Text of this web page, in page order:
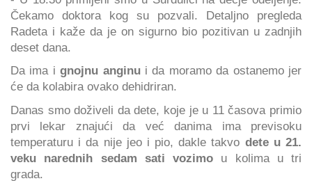
Čekamo doktora kog su pozvali. Detaljno pregleda
Radeta i kaže da je on sigurno bio pozitivan u zadnjih
deset dana.
Da ima ignojnu anginui da moramo da ostanemo jer
će da kolabira ovako dehidriran.
Danas smo doživeli da dete, koje je u 11 časova primio
prvi lekar znajući da već danima ima previsoku
temperaturu i da nije jeo i pio, dakle takvo dete u 21.
veku narednih sedam sati vozimo u kolima u tri
grada.